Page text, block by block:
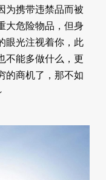
为携带违禁品而被
大危险物品，但身
眼光注视着你，此
不能多做什么，更
的商机了，那不如